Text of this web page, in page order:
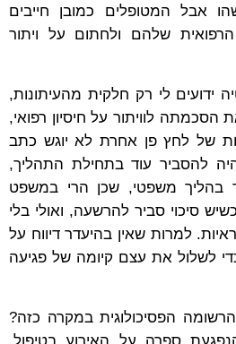
אבל המטופלים כמובן חייבים
שלהם ולחתום על ויתור
ידועים לי רק חלקית מהעיתונות,
לוויתור על חיסיון רפואי,
של לחץ פן אחרת לא יוגש כתב
להסביר עוד בתחילת התהליך,
משפטי, שכן הרי במשפט
סיכוי סביר להרשעה, ואולי בלי
למרות שאין בהיעדר דיווח על
לשלול את עצם קיומה של פגיעה
הרשומה הפסיכולוגית במקרה כזה?
ספרה על האירוע בטיפול.